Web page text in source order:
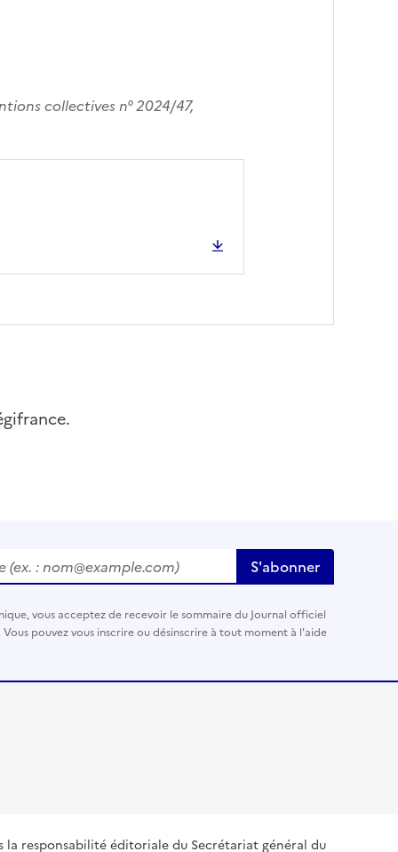
collectives n° 2024/47,
: nom@example.com S'abonner
vous acceptez de recevoir le sommaire du Journal officiel
pouvez vous inscrire ou désinscrire à tout moment à l'aide
la responsabilité éditoriale du Secrétariat général du